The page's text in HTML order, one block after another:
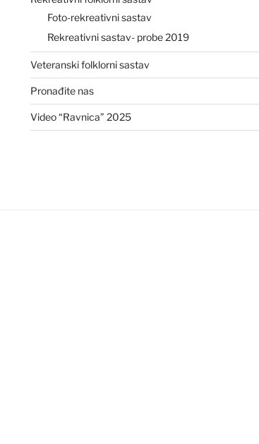
Foto-rekreativni sastav
Rekreativni sastav- probe 2019
Veteranski folklorni sastav
Pronađite nas
Video “Ravnica” 2025